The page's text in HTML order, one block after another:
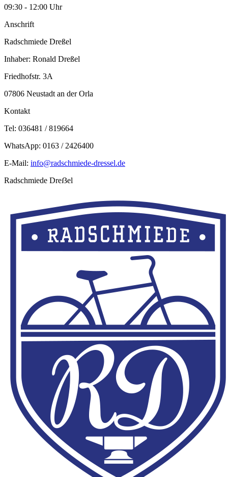
09:30 - 12:00 Uhr
Anschrift
Radschmiede Dreßel
Inhaber: Ronald Dreßel
Friedhofstr. 3A
07806 Neustadt an der Orla
Kontakt
Tel: 036481 / 819664
WhatsApp: 0163 / 2426400
E-Mail: info@radschmiede-dressel.de
Radschmiede Dreẞel